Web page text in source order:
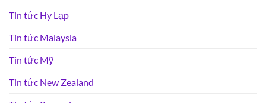
Tin tức Hy Lạp
Tin tức Malaysia
Tin tức Mỹ
Tin tức New Zealand